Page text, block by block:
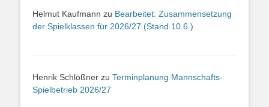
Helmut Kaufmann zu Bearbeitet: Zusammensetzung
der Spielklassen für 2026/27 (Stand 10.6.)
Henrik Schlößner zu Terminplanung Mannschafts-
Spielbetrieb 2026/27